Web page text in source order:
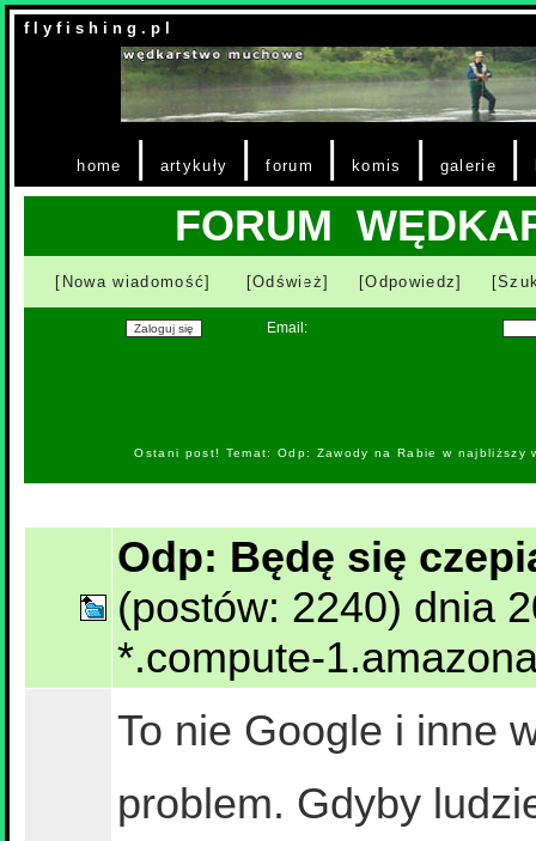
f l y f i s h i n g . p l
home | artykuły |forum | komis | galerie |
FORUM
[Nowa wiadomość] [Odśwież] [Odpowiedz]
Email:
Ostani post! Temat: Odp: Zawody na Rabie w
Odp: Będę się
(postów: 2240) dnia
*.compute-
To nie Google i inne
problem. Gdyby